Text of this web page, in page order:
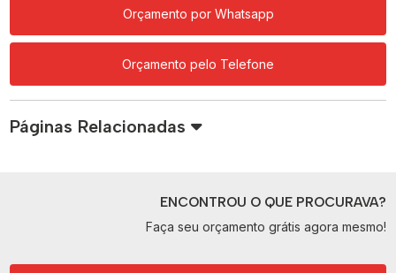
Orçamento por Whatsapp
Orçamento pelo Telefone
Páginas Relacionadas
ENCONTROU O QUE PROCURAVA?
Faça seu orçamento grátis agora mesmo!